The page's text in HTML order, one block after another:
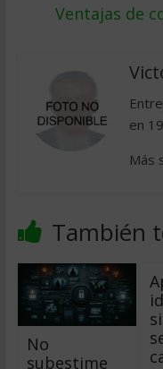
Ventajas de
en
Más
También
No
subestime